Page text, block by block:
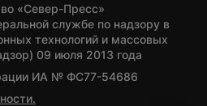
«Север-Пресс»
службе по надзору в
технологий и массовых
09 июля 2013 года
ИА № ФС77-54686